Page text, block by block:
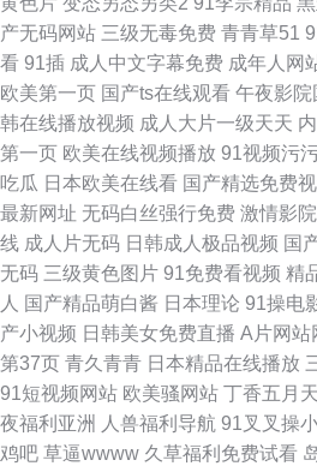
产无码网站 三级无毒免费 青青草51
看 91插 成人中文字幕免费 成年人网
欧美第一页 国产ts在线观看 午夜影院
韩在线播放视频 成人大片一级天天
第一页 欧美在线视频播放 91视频污
吃瓜 日本欧美在线看 国产精选免费
最新网址 无码白丝强行免费 激情影
线 成人片无码 日韩成人极品视频 国
无码 三级黄色图片 91免费看视频 精
人 国产精品萌白酱 日本理论 91操电
产小视频 日韩美女免费直播 A片网站
第37页 青久青青 日本精品在线播放
91短视频网站 欧美骚网站 丁香五月
夜福利亚洲
人兽福利导航 91叉叉操
鸡吧 草逼wwww 久草福利免费试看